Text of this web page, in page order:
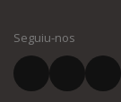
El vostre
Seguiu-nos